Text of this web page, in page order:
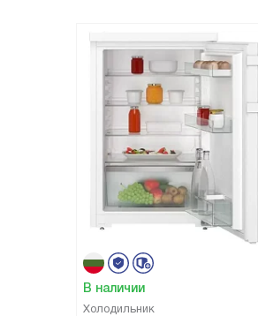
В наличии
Холодильник